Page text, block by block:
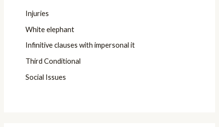
Injuries
White elephant
Infinitive clauses with impersonal it
Third Conditional
Social Issues